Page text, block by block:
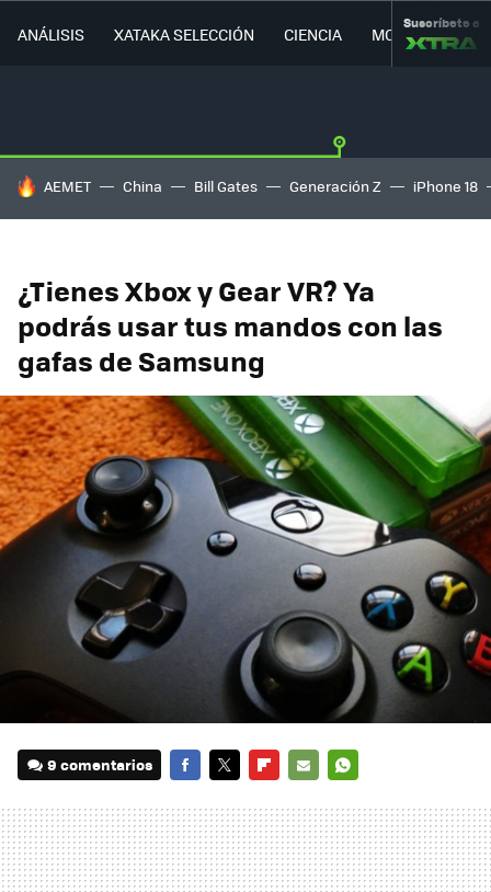
ANÁLISIS XATAKA SELECCIÓN CIENCIA MOVILIDAD
Suscríbete a
HOY SE HABLA DE
AEMET China Bill Gates Generación Z iPhone 18
¿Tienes Xbox y Gear VR? Ya
podrás usar tus mandos con las
gafas de Samsung
9 comentarios
MAIL